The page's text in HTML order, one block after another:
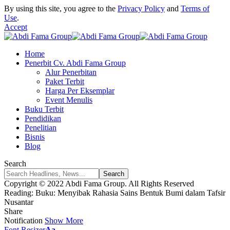
By using this site, you agree to the Privacy Policy and Terms of
Use.
Accept
Home
Penerbit Cv. Abdi Fama Group
Alur Penerbitan
Paket Terbit
Harga Per Eksemplar
Event Menulis
Buku Terbit
Pendidikan
Penelitian
Bisnis
Blog
Search
Copyright © 2022 Abdi Fama Group. All Rights Reserved
Reading: Buku: Menyibak Rahasia Sains Bentuk Bumi dalam Tafsir
Nusantar
Share
Notification Show More